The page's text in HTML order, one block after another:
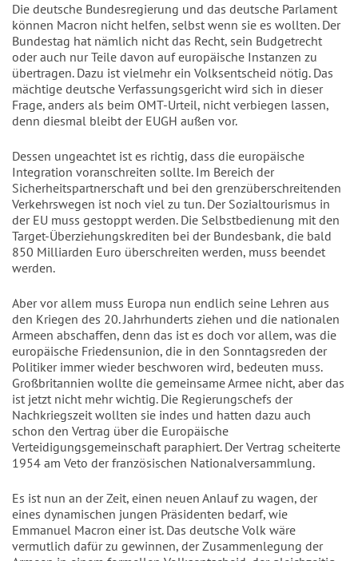
Die deutsche Bundesregierung und das deutsche Parlament
können Macron nicht helfen, selbst wenn sie es wollten. Der
Bundestag hat nämlich nicht das Recht, sein Budgetrecht
oder auch nur Teile davon auf europäische Instanzen zu
übertragen. Dazu ist vielmehr ein Volksentscheid nötig. Das
mächtige deutsche Verfassungsgericht wird sich in dieser
Frage, anders als beim OMT-Urteil, nicht verbiegen lassen,
denn diesmal bleibt der EUGH außen vor.
Dessen ungeachtet ist es richtig, dass die europäische
Integration voranschreiten sollte. Im Bereich der
Sicherheitspartnerschaft und bei den grenzüberschreitenden
Verkehrswegen ist noch viel zu tun. Der Sozialtourismus in
der EU muss gestoppt werden. Die Selbstbedienung mit den
Target-Überziehungskrediten bei der Bundesbank, die bald
850 Milliarden Euro überschreiten werden, muss beendet
werden.
Aber vor allem muss Europa nun endlich seine Lehren aus
den Kriegen des 20. Jahrhunderts ziehen und die nationalen
Armeen abschaffen, denn das ist es doch vor allem, was die
europäische Friedensunion, die in den Sonntagsreden der
Politiker immer wieder beschworen wird, bedeuten muss.
Großbritannien wollte die gemeinsame Armee nicht, aber das
ist jetzt nicht mehr wichtig. Die Regierungschefs der
Nachkriegszeit wollten sie indes und hatten dazu auch
schon den Vertrag über die Europäische
Verteidigungsgemeinschaft paraphiert. Der Vertrag scheiterte
1954 am Veto der französischen Nationalversammlung.
Es ist nun an der Zeit, einen neuen Anlauf zu wagen, der
eines dynamischen jungen Präsidenten bedarf, wie
Emmanuel Macron einer ist. Das deutsche Volk wäre
vermutlich dafür zu gewinnen, der Zusammenlegung der